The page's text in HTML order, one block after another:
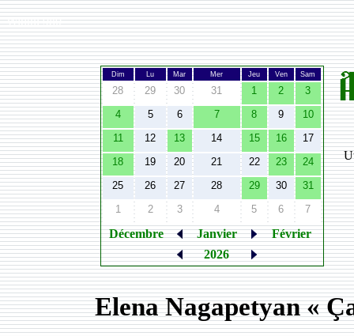
Width:980
Dim Lu Mar Mer Jeu Ven Sam
28 29 30 31 1 2
3
4
5 6 7 8 9
10
11
12 13 14 15 16
17
18
19 20 21 22 23
24
25
26 27 28 29 30
31
1
2 3 4 5 6 7
Décembre Janvier
Février
2026
Elena Nagapetyan «